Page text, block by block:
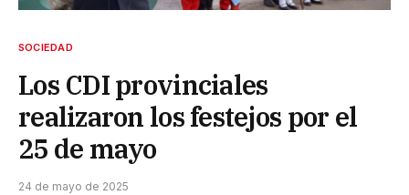
SOCIEDAD
Los CDI provinciales
realizaron los festejos por el
25 de mayo
24 de mayo de 2025